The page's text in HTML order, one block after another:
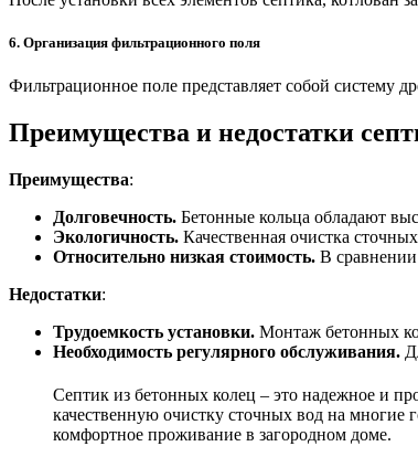
6. Организация фильтрационного поля
Фильтрационное поле представляет собой систему
Преимущества и недостатки
Преимущества:
Долговечность. Бетонные кольца обладают
Экологичность. Качественная очистка
Относительно низкая стоимость. В сравнении
Недостатки:
Трудоемкость установки. Монтаж бетонных
Необходимость регулярного обслуживания.
Септик из бетонных колец – это надежное и
качественную очистку сточных вод на многие
комфортное проживание в загородном доме.